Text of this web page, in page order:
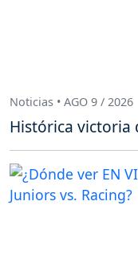
Noticias • AGO 9 / 2026
Histórica victoria